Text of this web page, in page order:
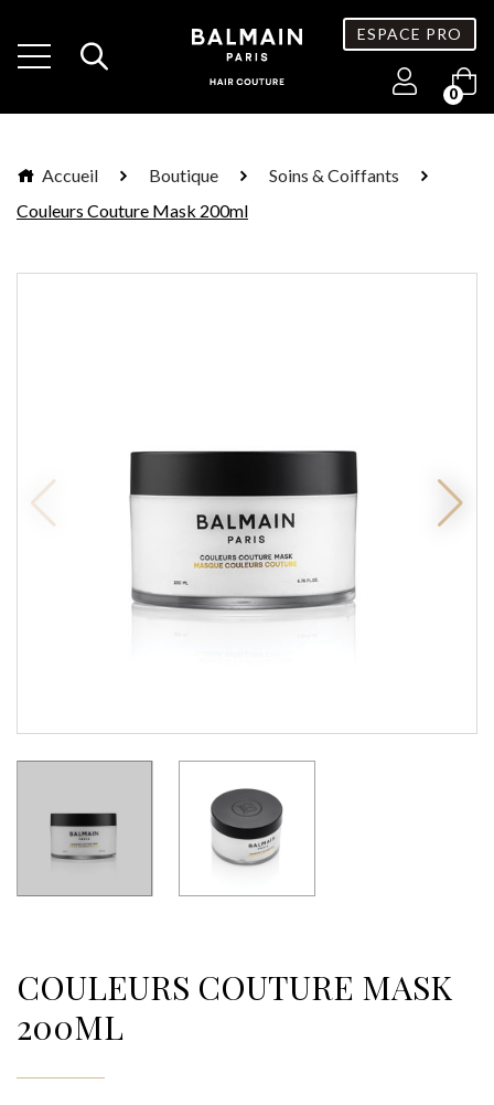
ESPACE PRO
0
Accueil Boutique
Soins & Coiffants
Couleurs Couture Mask 200ml
COULEURS COUTURE MASK
200ML